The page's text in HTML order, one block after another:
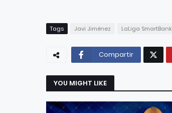
Tags Javi Jiménez LaLiga SmartBank
Compartir
YOU MIGHT LIKE